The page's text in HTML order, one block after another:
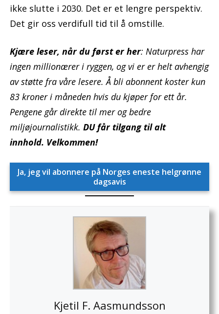
ikke slutte i 2030. Det er et lengre perspektiv.
Det gir oss verdifull tid til å omstille.
Kjære leser, når du først er her: Naturpress har
ingen millionærer i ryggen, og vi er er helt avhengig
av støtte fra våre lesere. Å bli abonnent koster kun
83 kroner i måneden hvis du kjøper for ett år.
Pengene går direkte til mer og bedre
miljøjournalistikk. DU får tilgang til alt
innhold. Velkommen!
Ja, jeg vil abonnere på Norges eneste helgrønne
dagsavis
Kjetil F. Aasmundsson